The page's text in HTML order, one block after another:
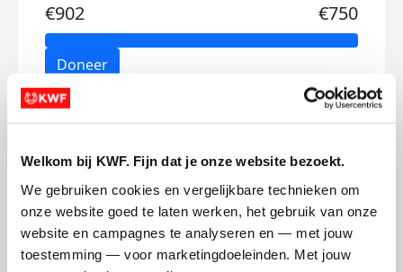
Welkom bij KWF. Fijn dat je onze website bezoekt.
We gebruiken cookies en vergelijkbare technieken om
onze website goed te laten werken, het gebruik van onze
website en campagnes te analyseren en — met jouw
toestemming — voor marketingdoeleinden. Met jouw
€902 €750
Doneer
Max's badges